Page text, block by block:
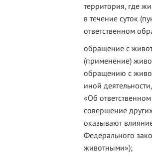
территория, где
в течение суток
ответственном
обращение с
(применение)
обращению с
иной
«Об
совершение
оказывают
Федерального
животными»);